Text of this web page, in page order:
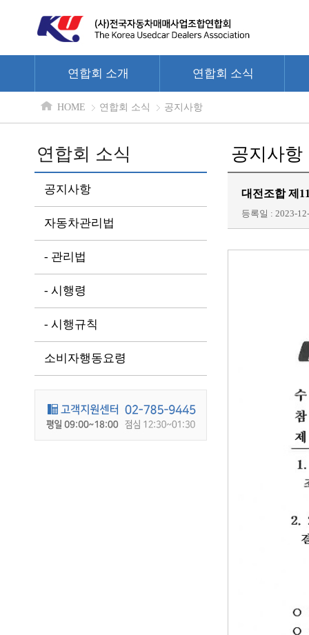
연합회 소개 연합회 소식
HOME 연합회 소식 공지사항
연합회 소식
공지사항
자동차관리법
- 관리법
- 시행령
- 시행규칙
소비자행동요령
공지사항
대전조합 제
등록일 : 2023-